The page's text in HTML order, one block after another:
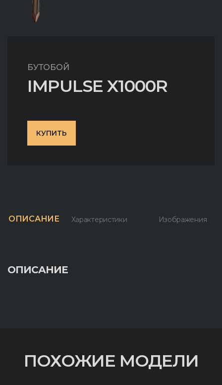
БУТОБОЙ
IMPULSE X1000R
КУПИТЬ
ОПИСАНИЕ Характеристики Изображения
ОПИСАНИЕ
ПОХОЖИЕ МОДЕЛИ